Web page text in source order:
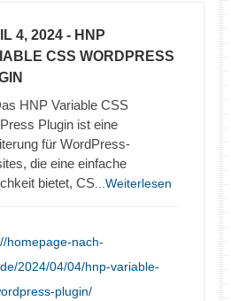
4, 2024 - HNP
CSS WORDPRESS
HNP Variable CSS
Plugin ist eine
für WordPress-
die eine einfache
bietet, CS ...Weiterlesen
homepage-nach-
2024/04/04/hnp-variable-
plugin/